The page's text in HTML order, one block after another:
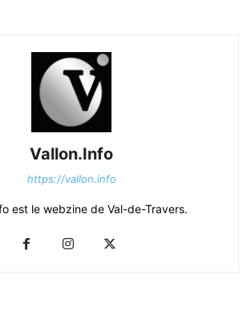
Vallon.Info
https://vallon.info
est le webzine de Val-de-Travers.